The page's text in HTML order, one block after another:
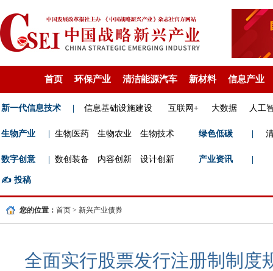
首页 环保产业 清洁能源汽车 新材料 信息产业
新一代信息技术 信息基础设施建设 互联网+ 大数据 人工
生物产业 生物医药 生物农业 生物技术 绿色低碳
数字创意 数创装备 内容创新 设计创新 产业资讯
✍️ 投稿
您的位置： 首页 > 新兴产业债券
全面实行股票发行注册制制度